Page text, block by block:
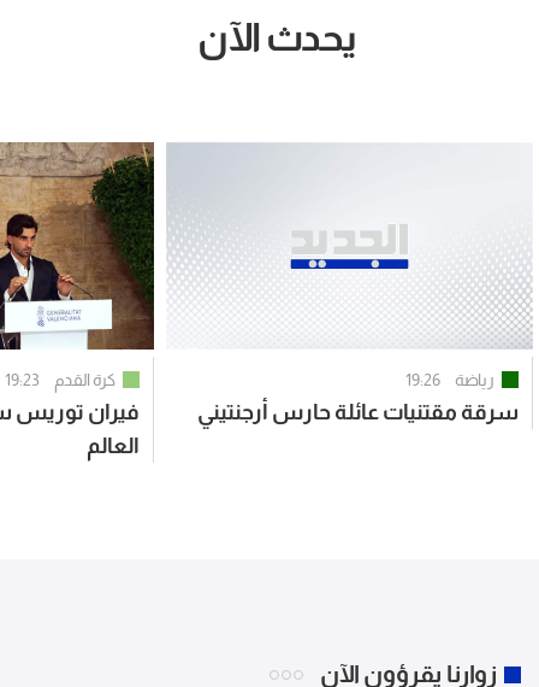
يحدث الآن
رياضة 19:26
سرقة مقتنيات عائلة حارس أرجنتيني
كرة القدم 19:23
فيران توريس
العالم
زوارنا يقرؤون الآن